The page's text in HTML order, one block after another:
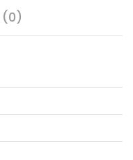
(0)